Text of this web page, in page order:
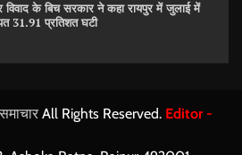
विवाद के बिच सरकार ने कहा रायपुर में जुलाई में
31.91 प्रतिशत घटी
All Rights Reserved. Editor -